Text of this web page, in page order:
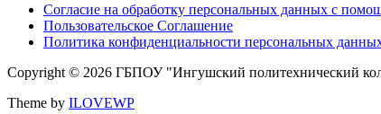
Согласие на обработку персональных данных с
Пользовательское Соглашение
Политика конфиденциальности персональных
Copyright © 2026 ГБПОУ "Ингушский политехнический
Theme by ILOVEWP